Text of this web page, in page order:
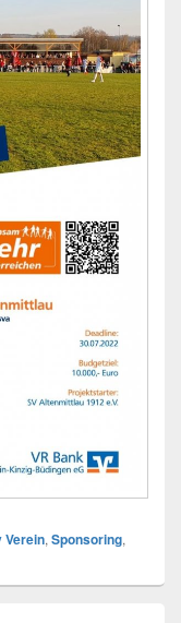
Verein, Sponsoring,